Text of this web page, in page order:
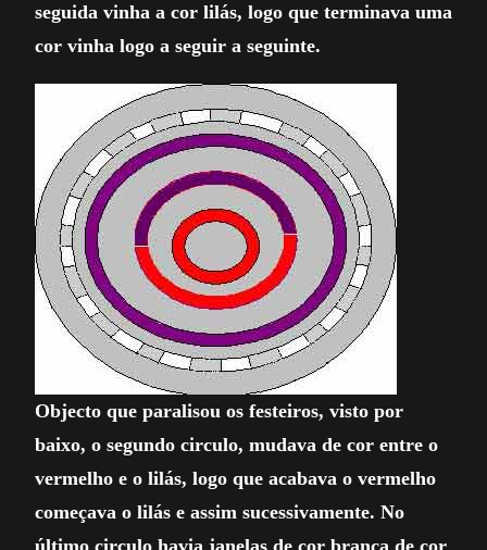
seguida vinha a cor lilás, logo que terminava uma
cor vinha logo a seguir a seguinte.
Objecto que paralisou os festeiros, visto por
baixo, o segundo circulo, mudava de cor entre o
vermelho e o lilás, logo que acabava o vermelho
começava o lilás e assim sucessivamente. No
último circulo havia janelas de cor branca de cor